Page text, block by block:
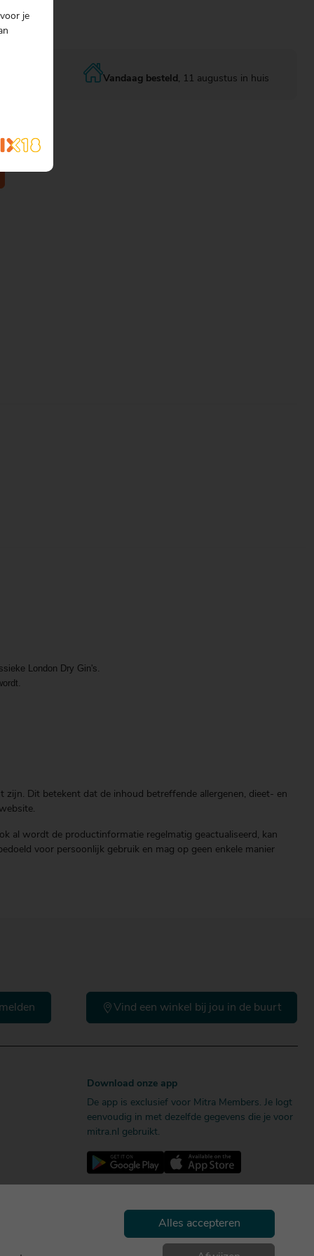
Vandaag besteld, 11 augustus in huis
London Dry Gin's.
Dit betekent dat de inhoud betreffende allergenen, dieet- en
al wordt de productinformatie regelmatig geactualiseerd, kan
voor persoonlijk gebruik en mag op geen enkele manier
Vind een winkel bij jou in de buurt
Download onze app
De app is exclusief voor Mitra Members. Je logt
eenvoudig in met dezelfde gegevens die je voor
mitra.nl gebruikt.
Alles accepteren
je